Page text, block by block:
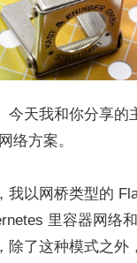
今天我和你分享的
络方案。
我以网桥类型的
里容器网络
除了这种模式之外